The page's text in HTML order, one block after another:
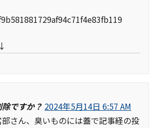
↓
除ですか？ 2024年5月14日 6:57 AM
部さん、臭いものには蓋で記事経の投